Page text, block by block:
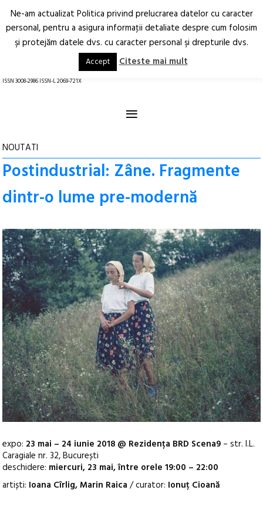
Arhitectură.
Oraș.
RO EN
ISSN 3008-2986 ISSN-L 2069-721X
≡
NOUTATI
Postindustrial: Zâne. Fragmente
dintr-o lume pre-modernă
expo: 23 mai – 24 iunie 2018 @ Rezidența BRD Scena9 – str. I.L.
Caragiale nr. 32, București
deschidere: miercuri, 23 mai, între orele 19:00 – 22:00
artiști: Ioana Cîrlig, Marin Raica / curator: Ionuț Cioană
Ne-am actualizat Politica privind prelucrarea datelor cu caracter
personal, pentru a asigura informaţii detaliate despre cum folosim
şi protejăm datele dvs. cu caracter personal şi drepturile dvs.
Accept Citeste mai mult